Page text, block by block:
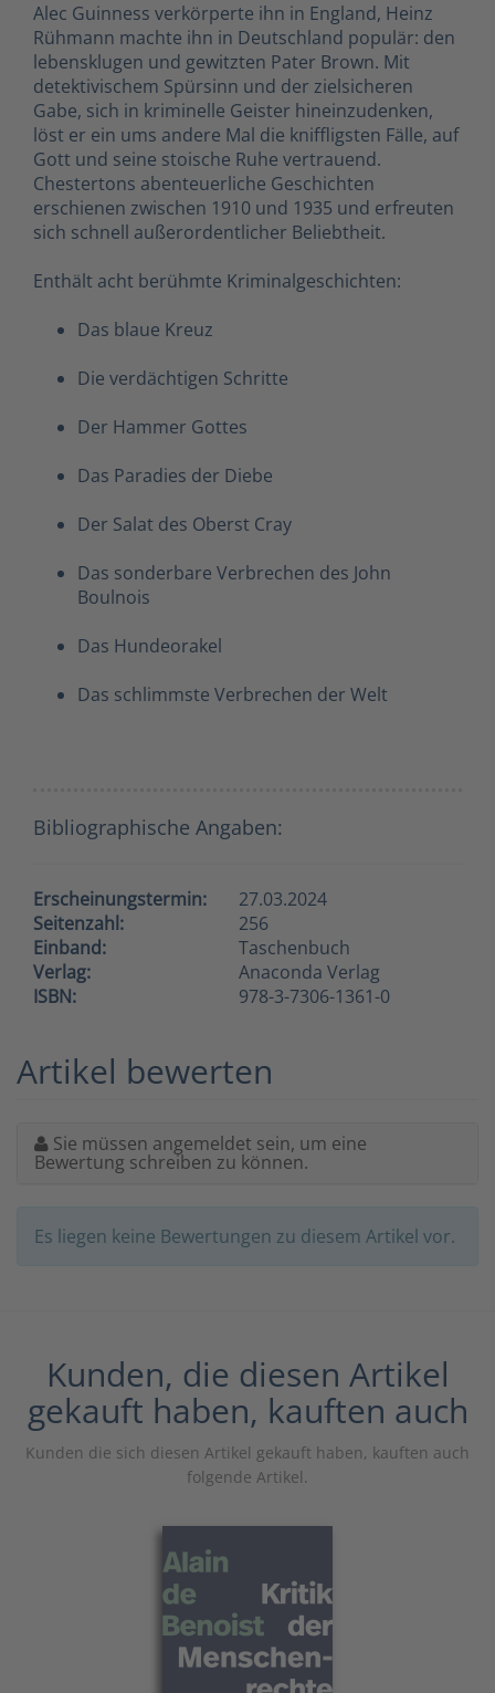
Alec Guinness verkörperte ihn in England, Heinz
Rühmann machte ihn in Deutschland populär: den
lebensklugen und gewitzten Pater Brown. Mit
detektivischem Spürsinn und der zielsicheren
Gabe, sich in kriminelle Geister hineinzudenken,
löst er ein ums andere Mal die kniffligsten Fälle, auf
Gott und seine stoische Ruhe vertrauend.
Chestertons abenteuerliche Geschichten
erschienen zwischen 1910 und 1935 und erfreuten
sich schnell außerordentlicher Beliebtheit.
Enthält acht berühmte Kriminalgeschichten:
Das blaue Kreuz
Die verdächtigen Schritte
Der Hammer Gottes
Das Paradies der Diebe
Der Salat des Oberst Cray
Das sonderbare Verbrechen des John
Boulnois
Das Hundeorakel
Das schlimmste Verbrechen der Welt
Bibliographische Angaben:
Erscheinungstermin:
27.03.2024
Seitenzahl:
256
Einband:
Taschenbuch
Verlag:
Anaconda Verlag
ISBN:
978-3-7306-1361-0
Artikel bewerten
Sie müssen angemeldet sein, um eine
Bewertung schreiben zu können.
Es liegen keine Bewertungen zu diesem Artikel vor.
Kunden, die diesen Artikel
gekauft haben, kauften auch
Kunden die sich diesen Artikel gekauft haben, kauften auch
folgende Artikel.